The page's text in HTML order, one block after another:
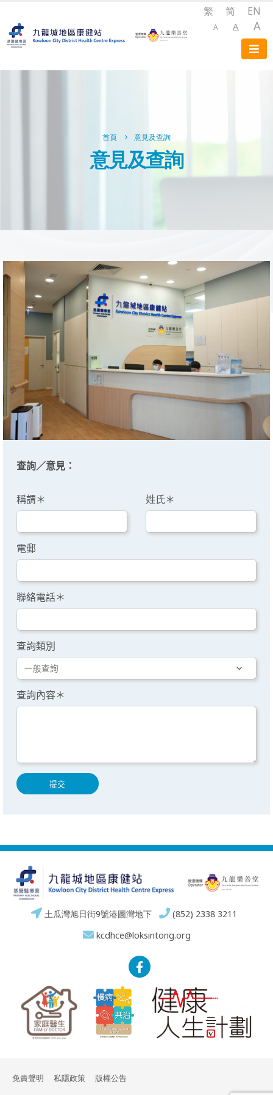
繁 简 EN
A A A
首頁 意見及查詢
意見及查詢
查詢／意見：
稱謂＊ 姓氏＊
電郵
聯絡電話＊
查詢類別
查詢內容＊
土瓜灣旭日街9號港圖灣地下
(852) 2338 3211
kcdhce@loksintong.org
免責聲明 私隱政策
版權公告